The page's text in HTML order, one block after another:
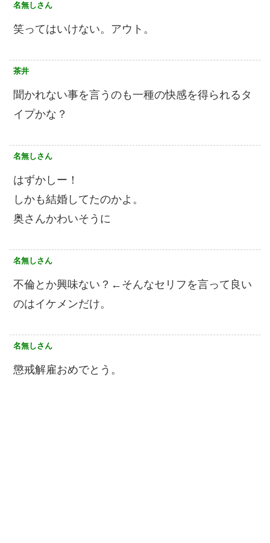
名無しさん
笑ってはいけない。アウト。
茶井
聞かれない事を言うのも一種の快感を得られるタ
イプかな？
名無しさん
はずかしー！
しかも結婚してたのかよ。
奥さんかわいそうに
名無しさん
不倫とか興味ない？←そんなセリフを言って良い
のはイケメンだけ。
名無しさん
懲戒解雇おめでとう。